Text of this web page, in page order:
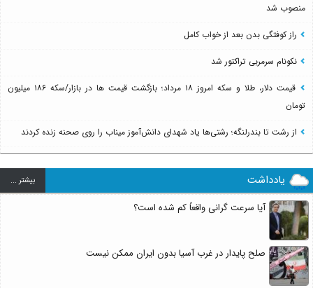
منصوب شد
راز کوفتگی بدن بعد از خواب کامل
نکونام سرمربی تراکتور شد
قیمت دلار، طلا و سکه امروز ۱۸ مرداد؛ بازگشت قیمت ها در بازار/سکه ۱۸۶ میلیون
تومان
از رشت تا بندرلنگه؛ رشتی‌ها یاد شهدای دانش‌آموز میناب را روی صحنه زنده کردند
یادداشت بيشتر ...
آیا سرعت گرانی واقعاً کم شده است؟
صلح پایدار در غرب آسیا بدون ایران ممکن نیست